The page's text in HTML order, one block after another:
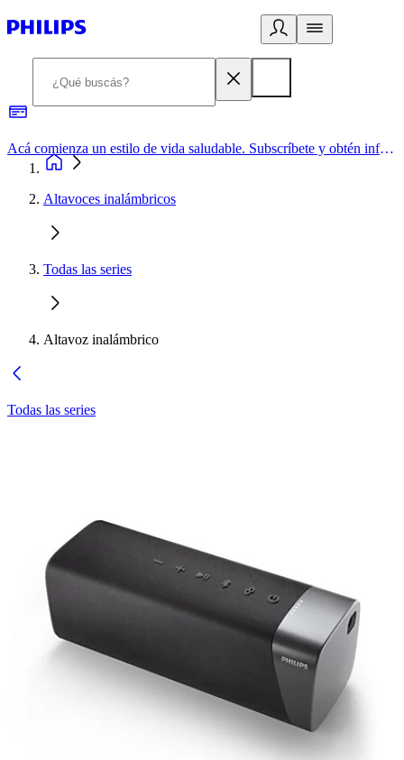
Acá comienza un estilo de vida saludable. Subscríbete y obtén información de primera mano
Altavoces inalámbricos
Todas las series
Altavoz inalámbrico
Todas las series